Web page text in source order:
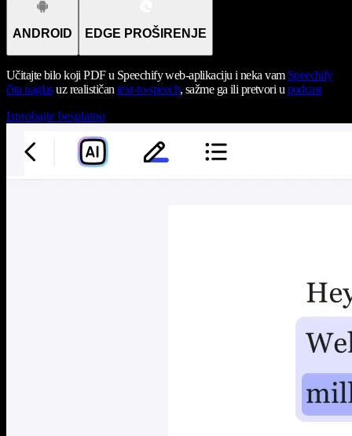
ANDROID EDGE PROŠIRENJE
Učitajte bilo koji PDF u Speechify web-aplikaciju i neka vam Speechify
čita naglasuz realističan text-to-speech, sažme ga ili pretvori u podcast
Isprobajte besplatno